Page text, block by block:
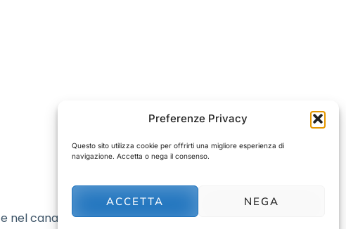
Preferenze Privacy
Questo sito utilizza cookie per offrirti una migliore esperienza di
navigazione. Accetta o nega il consenso.
ACCETTA NEGA
canale moderno, con focus specifici pensati per